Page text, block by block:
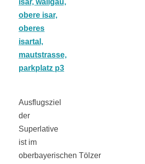
Ausflugsziel
der
Superlative
ist im
oberbayerischen Tölzer